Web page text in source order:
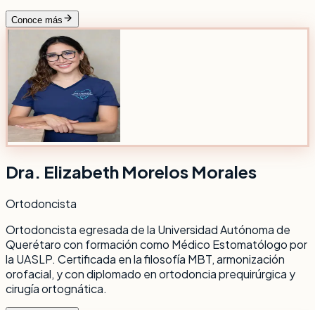
Conoce más
Dra. Elizabeth Morelos Morales
Ortodoncista
Ortodoncista egresada de la Universidad Autónoma de
Querétaro con formación como Médico Estomatólogo por
la UASLP. Certificada en la filosofía MBT, armonización
orofacial, y con diplomado en ortodoncia prequirúrgica y
cirugía ortognática.